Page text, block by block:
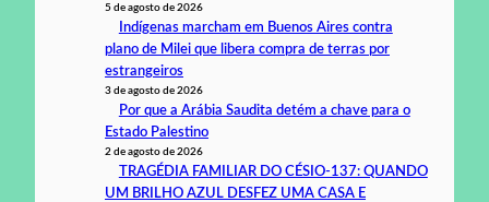
5 de agosto de 2026
Indígenas marcham em Buenos Aires contra
plano de Milei que libera compra de terras por
estrangeiros
3 de agosto de 2026
Por que a Arábia Saudita detém a chave para o
Estado Palestino
2 de agosto de 2026
TRAGÉDIA FAMILIAR DO CÉSIO-137: QUANDO
UM BRILHO AZUL DESFEZ UMA CASA E